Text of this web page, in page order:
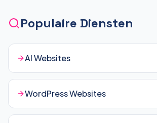
Populaire Diensten
AI Websites
WordPress Websites